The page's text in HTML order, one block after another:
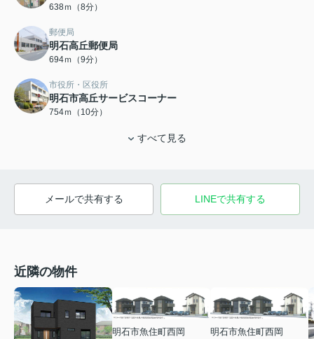
638ｍ（8分）
郵便局
明石高丘郵便局
694ｍ（9分）
市役所・区役所
明石市高丘サービスコーナー
754ｍ（10分）
すべて見る
メールで共有する LINEで共有する
近隣の物件
明石市魚住町西岡
明石市魚住町西岡